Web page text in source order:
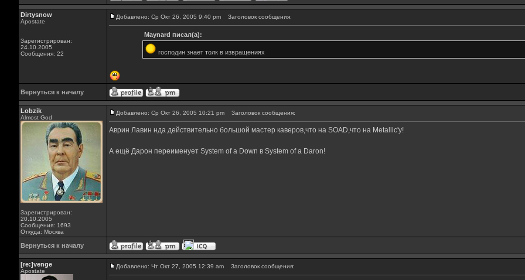
Dirtysnow
Apostate
Зарегистрирован:
24.10.2005
Сообщения: 22
Добавлено: Ср Окт 26, 2005 9:40 pm Заголовок сообщения:
Maynard писал(а):
господин знает толк в извращениях
Вернуться к началу
Lobzik
Almost God
Зарегистрирован:
20.10.2005
Сообщения: 1693
Откуда: Москва
Добавлено: Ср Окт 26, 2005 10:21 pm Заголовок сообщения:
Аврин Лавин нда действительно большой мастер каверов,что на SOAD,что на Metallic'у!
А ещё Дарон переименует System of a Down в System of a Daron!
Вернуться к началу
[re:]venge
Apostate
Добавлено: Чт Окт 27, 2005 12:39 am Заголовок сообщения: